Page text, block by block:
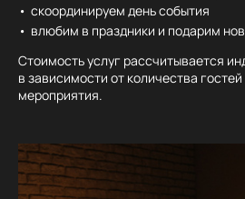
скоординируем день события
влюбим в праздники и подарим
Стоимость услуг рассчитывается
в зависимости от количества
мероприятия.